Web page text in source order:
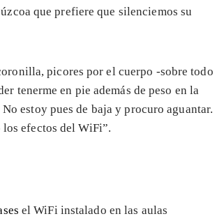
que prefiere que silenciemos su
picores por el cuerpo -sobre todo
tenerme en pie además de peso en la
No estoy pues de baja y procuro aguantar.
efectos del WiFi”.
el WiFi instalado en las aulas